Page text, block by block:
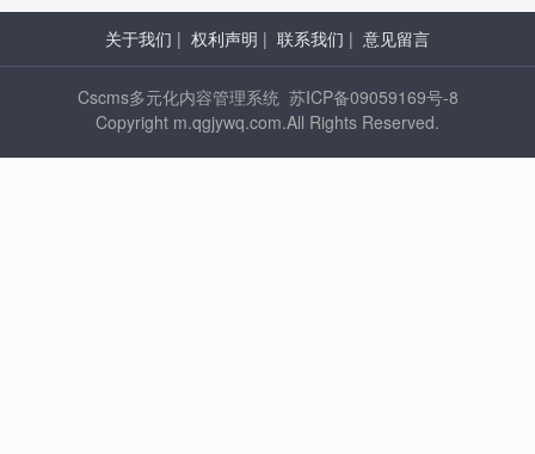
关于我们 | 权利声明 | 联系我们 | 意见留言
Cscms多元化内容管理系统 苏ICP备09059169号-8
Copyright m.qgjywq.com.All Rights Reserved.